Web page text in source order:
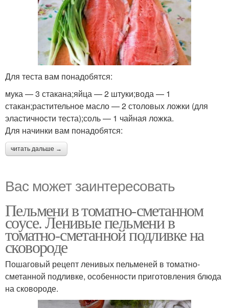
Для теста вам понадобятся:
мука — 3 стакана;яйца — 2 штуки;вода — 1
стакан;растительное масло — 2 столовых ложки (для
эластичности теста);соль — 1 чайная ложка.
Для начинки вам понадобятся:
читать дальше →
Вас может заинтересовать
Пельмени в томатно-сметанном
соусе. Ленивые пельмени в
томатно-сметанной подливке на
сковороде
Пошаговый рецепт ленивых пельменей в томатно-
сметанной подливке, особенности приготовления блюда
на сковороде.